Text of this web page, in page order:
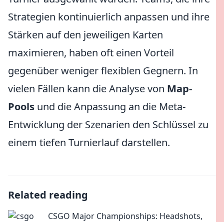
Strategien kontinuierlich anpassen und ihre
Stärken auf den jeweiligen Karten
maximieren, haben oft einen Vorteil
gegenüber weniger flexiblen Gegnern. In
vielen Fällen kann die Analyse von Map-
Pools und die Anpassung an die Meta-
Entwicklung der Szenarien den Schlüssel zu
einem tiefen Turnierlauf darstellen.
Related reading
CSGO Major Championships: Headshots,